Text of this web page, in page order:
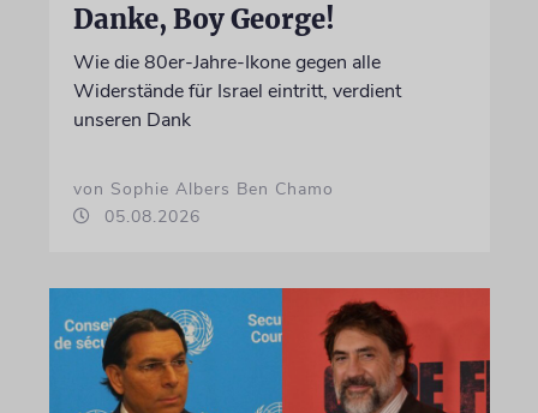
Danke, Boy George!
Wie die 80er-Jahre-Ikone gegen alle
Widerstände für Israel eintritt, verdient
unseren Dank
von Sophie Albers Ben Chamo
05.08.2026